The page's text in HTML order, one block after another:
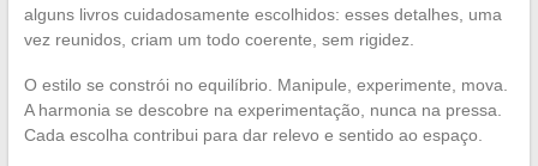
alguns livros cuidadosamente escolhidos: esses detalhes, uma
vez reunidos, criam um todo coerente, sem rigidez.
O estilo se constrói no equilíbrio. Manipule, experimente, mova.
A harmonia se descobre na experimentação, nunca na pressa.
Cada escolha contribui para dar relevo e sentido ao espaço.